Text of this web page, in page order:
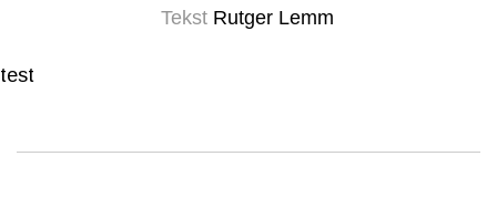
Tekst Rutger Lemm
test